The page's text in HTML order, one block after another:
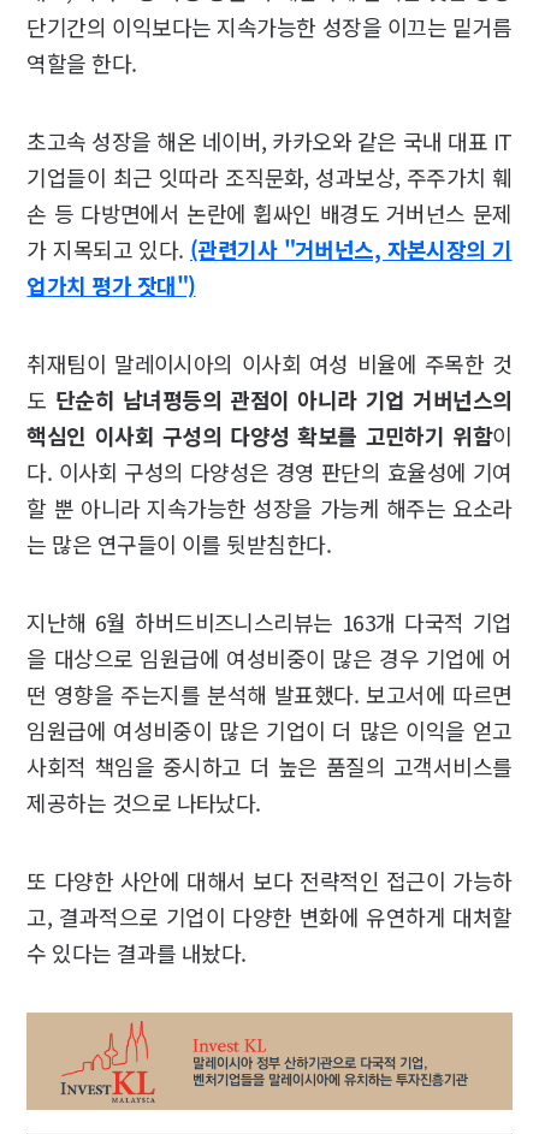
단기간의 이익보다는 지속가능한 성장을 이끄는 밑거름
역할을 한다.
초고속 성장을 해온 네이버, 카카오와 같은 국내 대표 IT
기업들이 최근 잇따라 조직문화, 성과보상, 주주가치 훼
손 등 다방면에서 논란에 휩싸인 배경도 거버넌스 문제
가 지목되고 있다. (관련기사 "거버넌스, 자본시장의 기
업가치 평가 잣대")
취재팀이 말레이시아의 이사회 여성 비율에 주목한 것
도 단순히 남녀평등의 관점이 아니라 기업 거버넌스의
핵심인 이사회 구성의 다양성 확보를 고민하기 위함이
다. 이사회 구성의 다양성은 경영 판단의 효율성에 기여
할 뿐 아니라 지속가능한 성장을 가능케 해주는 요소라
는 많은 연구들이 이를 뒷받침한다.
지난해 6월 하버드비즈니스리뷰는 163개 다국적 기업
을 대상으로 임원급에 여성비중이 많은 경우 기업에 어
떤 영향을 주는지를 분석해 발표했다. 보고서에 따르면
임원급에 여성비중이 많은 기업이 더 많은 이익을 얻고
사회적 책임을 중시하고 더 높은 품질의 고객서비스를
제공하는 것으로 나타났다.
또 다양한 사안에 대해서 보다 전략적인 접근이 가능하
고, 결과적으로 기업이 다양한 변화에 유연하게 대처할
수 있다는 결과를 내놨다.